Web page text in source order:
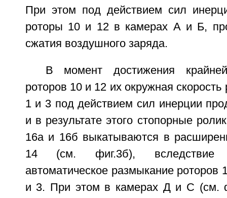
При этом под действием сил
роторы 10 и 12 в камерах А и Б,
сжатия воздушного заряда.
В момент достижения
роторов 10 и 12 их окружная
1 и 3 под действием сил инерции
и в результате этого стопорные
16а и 16б выкатываются в
14 (см. фиг.3б), вследствие
автоматическое размыкание роторов
и 3. При этом в камерах Д и С (см.